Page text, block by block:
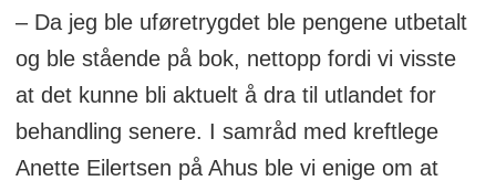
Etter infusjonen blir pasientene nøye
overvåket for eventuelle bivirkninger,
som kan inkludere
cytokinfrigjøringssyndrom (CRS) og
nevrologiske symptomer. Pasienter kan
– Da jeg ble uføretrygdet ble pengene utbetalt
og ble stående på bok, nettopp fordi vi visste
at det kunne bli aktuelt å dra til utlandet for
behandling senere. I samråd med kreftlege
Anette Eilertsen på Ahus ble vi enige om at